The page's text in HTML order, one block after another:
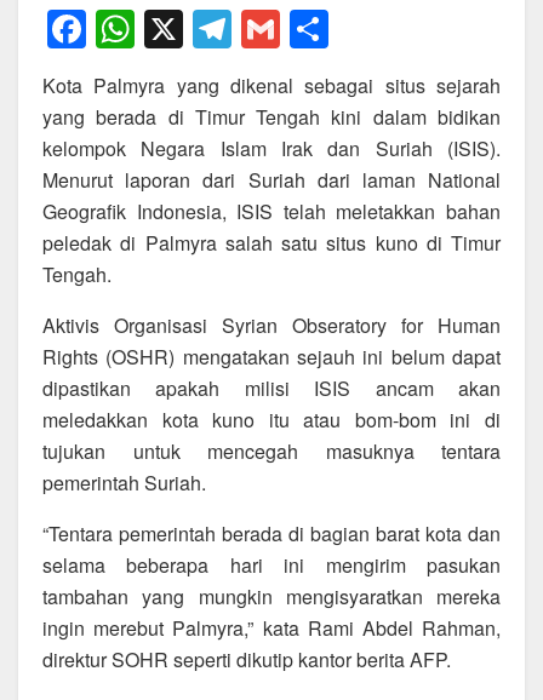
F
a
c
e
b
o
o
k
W
h
at
s
A
p
p
X T
el
e
gr
a
m
G
m
ail
h
ar
e
Kota Palmyra yang dikenal sebagai situs sejarah
yang berada di Timur Tengah kini dalam bidikan
kelompok Negara Islam Irak dan Suriah (ISIS).
Menurut laporan dari Suriah dari laman National
Geografik Indonesia, ISIS telah meletakkan bahan
peledak di Palmyra salah satu situs kuno di Timur
Tengah.
Aktivis Organisasi Syrian Obseratory for Human
Rights (OSHR) mengatakan sejauh ini belum dapat
dipastikan apakah milisi ISIS ancam akan
meledakkan kota kuno itu atau bom-bom ini di
tujukan untuk mencegah masuknya tentara
pemerintah Suriah.
“Tentara pemerintah berada di bagian barat kota dan
selama beberapa hari ini mengirim pasukan
tambahan yang mungkin mengisyaratkan mereka
ingin merebut Palmyra,” kata Rami Abdel Rahman,
direktur SOHR seperti dikutip kantor berita AFP.